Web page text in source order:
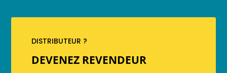
DISTRIBUTEUR ?
DEVENEZ REVENDEUR